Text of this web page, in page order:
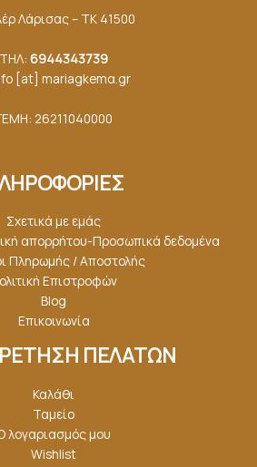
Λάρισας – ΤΚ 41500
ΤΗΛ: 6944343739
[at] mariagkemα.gr
26211040000
Σχετικά με εμάς
απορρήτου-Προσωπικά δεδομένα
Πληρωμής / Αποστολής
Επιστροφών
Blog
Επικοινωνία
ΠΕΛΑΤΩΝ
Καλάθι
Ταμείο
λογαριασμός μου
Wishlist